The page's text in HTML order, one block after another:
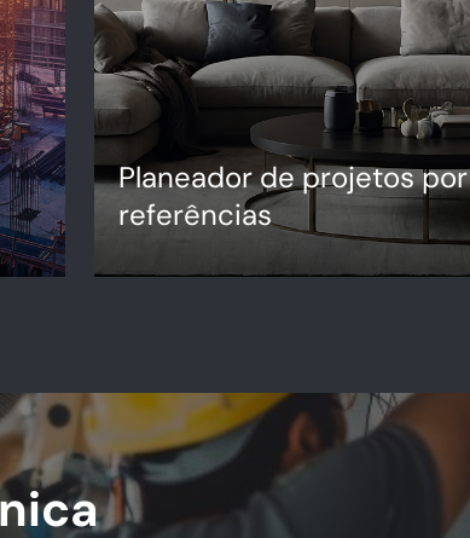
Planeador de projetos por
referências
Planeie os seus projetos de forma